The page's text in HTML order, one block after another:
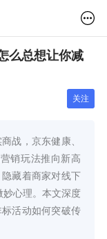
么总想让你减
关注
战，京东健康、
销玩法推向新高
藏着商家对线下
心理。本文深度
活动如何突破传